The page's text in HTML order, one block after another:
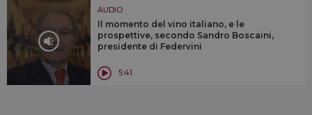
AUDIO
Il momento del vino italiano, e le
prospettive, secondo Sandro Boscaini,
presidente di Federvini
5:41